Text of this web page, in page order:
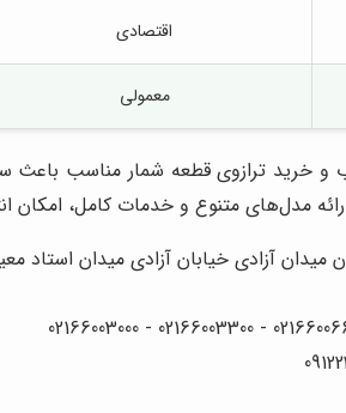
اقتصادی
معمولی
و خرید ترازوی قطعه شمار مناسب باعث
مدل‌های متنوع و خدمات کامل، امکان
میدان استاد معین خیابان ۲۱ متری جی بین طوس و دامپزشکی